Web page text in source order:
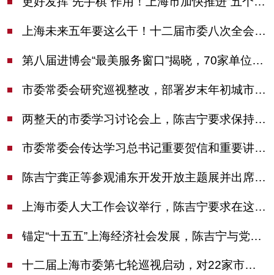
上海未来五年要这么干！十二届市委八次全会审议通过上海“十五五”规划建议
第八届进博会“最美服务窗口”揭晓，70家单位诠释“上海服务”温度
市委常委会研究巡视整改，部署岁末年初城市安全工作
两整天的市委学习讨论会上，陈吉宁要求保持战略定力始终坚定信心善于科学应对
市委常委会传达学习总书记重要贺信和重要讲话精神，研究党建引领物业治理等工作
陈吉宁龚正等参观浦东开发开放主题展并出席座谈会
上海市委人大工作会议举行，陈吉宁要求在这些方面更加奋发有为
锚定“十五五”上海经济社会发展，陈吉宁与党外人士专题协商座谈
十二届上海市委第七轮巡视启动，对22家市管单位开展常规巡视